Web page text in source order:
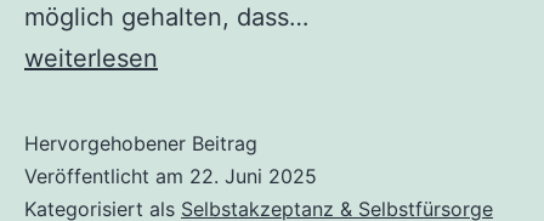
möglich gehalten, dass…
#MeinePause
Atemzug
und
weiterlesen
Hervorgehobener Beitrag
Veröffentlicht am 22. Juni 2025
Kategorisiert als Selbstakzeptanz & Selbstfürsorge